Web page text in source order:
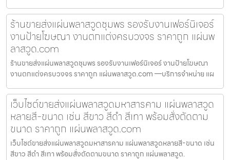
ร้านขายส่งแผ่นพลาสวูดชุมพร รองรับงานเฟอร์นิเจอร์
งานป้ายโฆษณา งานตกแต่งครบวงจร ราคาถูก แผ่นพ
ลาสวูด.com
ร้านขายส่งแผ่นพลาสวูดชุมพร รองรับงานเฟอร์นิเจอร์ งานป้ายโฆษณา
งานตกแต่งครบวงจร ราคาถูก แผ่นพลาสวูด.com —บริการจำหน่าย แผ
เว็บไซต์ขายส่งแผ่นพลาสวูดมหาสารคาม แผ่นพลาสวูด
หลายสี-ขนาด เช่น สีขาว สีดำ สีเทา พร้อมสั่งตัดตาม
ขนาด ราคาถูก แผ่นพลาสวูด.com
เว็บไซต์ขายส่งแผ่นพลาสวูดมหาสารคาม แผ่นพลาสวูดหลายสี-ขนาด เช่น
สีขาว สีดำ สีเทา พร้อมสั่งตัดตามขนาด ราคาถูก แผ่นพลาสวูด.